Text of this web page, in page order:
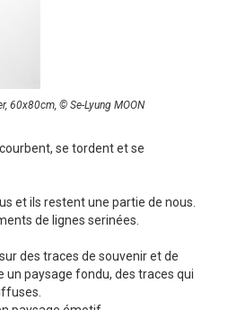
60x80cm, © Se-Lyung MOON
se tordent et se
et ils restent une partie de nous.
de lignes serinées.
des traces de souvenir et de
paysage fondu, des traces qui